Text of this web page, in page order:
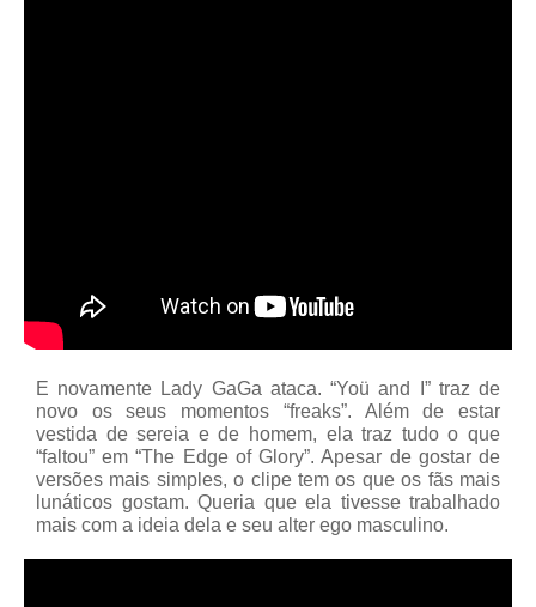
E novamente Lady GaGa ataca. “Yoü and I” traz de
novo os seus momentos “freaks”. Além de estar
vestida de sereia e de homem, ela traz tudo o que
“faltou” em “The Edge of Glory”. Apesar de gostar de
versões mais simples, o clipe tem os que os fãs mais
lunáticos gostam. Queria que ela tivesse trabalhado
mais com a ideia dela e seu alter ego masculino.